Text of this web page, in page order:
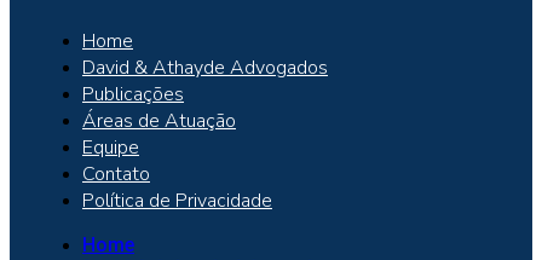
Home
David & Athayde Advogados
Publicações
Áreas de Atuação
Equipe
Contato
Política de Privacidade
Home